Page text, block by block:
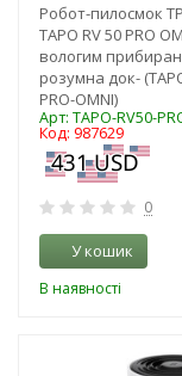
Робот-пилосмок
TAPO RV 50 PRO
вологим
розумна док-
PRO-OMNI)
Арт: TAPO-RV50-
Код: 987629
0
У кошик
В наявності